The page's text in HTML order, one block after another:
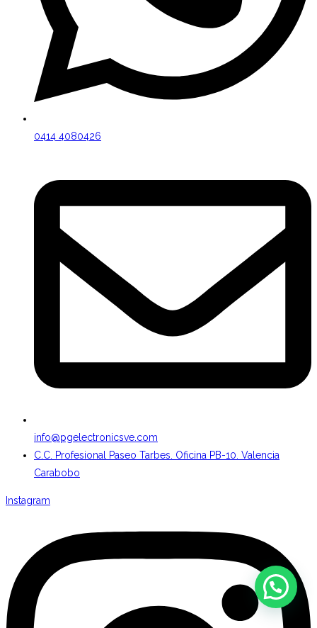
0414 4080426
info@pgelectronicsve.com
C.C. Profesional Paseo Tarbes. Oficina PB-10. Valencia
Carabobo
Instagram